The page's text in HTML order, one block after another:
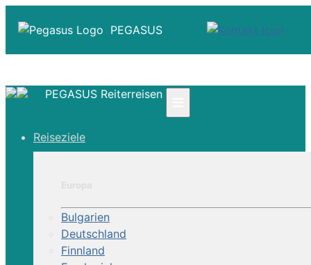
PEGASUS
☎ Deutschland 0800 - 505 18 01
Über Uns
PEGASUS Reiterreisen
Reiseziele
Bulgarien
Deutschland
Finnland